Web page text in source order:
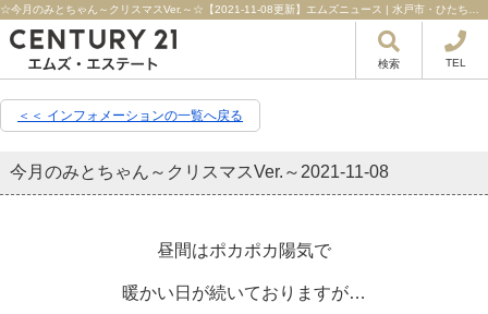
検索 TEL
＜＜ インフォメーションの一覧へ戻る
今月のみとちゃん～クリスマスVer.～ 2021-11-08
昼間はポカポカ陽気で
暖かい日が続いておりますが…